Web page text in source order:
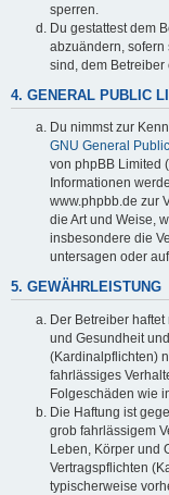
sperren.
Du gestattest dem
abzuändern,
sind, dem Betreiber
4. GENERAL PUBLIC
Du nimmst zur
GNU General
von phpBB Limited
Informationen
www.phpbb.de zur
die Art und Weise,
insbesondere die
untersagen oder
5. GEWÄHRLEISTUNG
Der Betreiber
und Gesundheit
(Kardinalpflichten)
fahrlässiges
Folgeschäden wie
Die Haftung ist
grob fahrlässigem
Leben, Körper und
Vertragspflichten
typischerweise